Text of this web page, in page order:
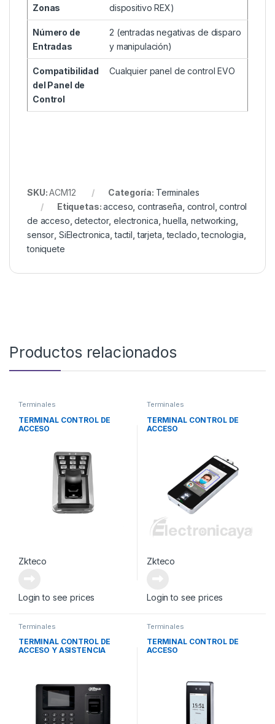
Zonas
dispositivo REX)
Número de
Entradas
2 (entradas negativas de disparo
y manipulación)
Compatibilidad
del Panel de
Control
Cualquier panel de control EVO
SKU:ACM12 Categoría: Terminales
Etiquetas:acceso ,contraseña control ,control
de acceso ,detector,electronica ,huella ,networking
sensor SiElectronica ,tactil ,tarjeta ,teclado ,tecnologia
toniquete
Productos relacionados
Terminales
TERMINAL CONTROL DE
ACCESO
Zkteco
Login to see prices
Terminales
TERMINAL CONTROL DE
ACCESO
Zkteco
Login to see prices
Terminales
TERMINAL CONTROL DE
ACCESO Y ASISTENCIA
Terminales
TERMINAL CONTROL DE
ACCESO